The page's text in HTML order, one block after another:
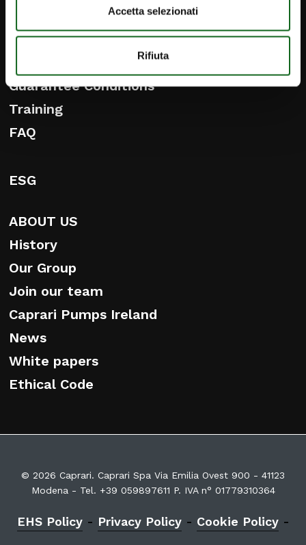
Accetta selezionati
Rifiuta
iPump
General terms of sale
Guarantee Conditions
Training
FAQ
ESG
ABOUT US
History
Our Group
Join our team
Caprari Pumps Ireland
News
White papers
Ethical Code
© 2026 Caprari. Caprari Spa Via Emilia Ovest 900 - 41123
Modena - Tel. +39 059897611 P. IVA n° 01779310364
EHS Policy- Privacy Policy- Cookie Policy-